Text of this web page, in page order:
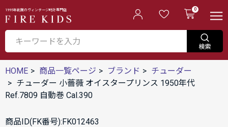
1995年創業のヴィンテージ時計専門店 0
HOME 商品一覧ページ ブランド
チューダー
チューダー 小薔薇 オイスタープリンス 1950年代
Ref.7809 自動巻 Cal.390
商品ID(FK番号):FK012463